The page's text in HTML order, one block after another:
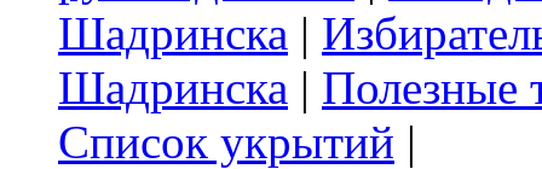
Шадринска |
Шадринска | Полезные
Список укрытий |